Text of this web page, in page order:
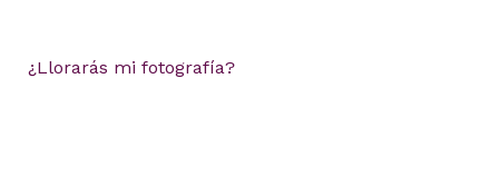
¿Llorarás mi fotografía?